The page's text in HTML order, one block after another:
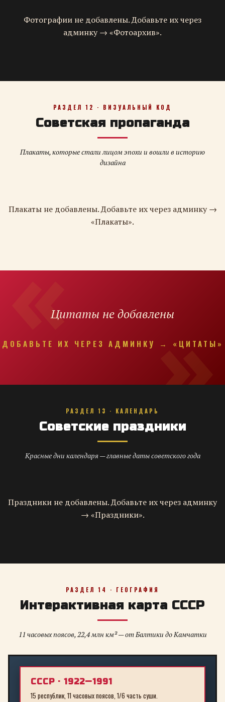
Фотографии не добавлены. Добавьте их через
админку → «Фотоархив».
РАЗДЕЛ 12 · ВИЗУАЛЬНЫЙ КОД
Советская пропаганда
Плакаты, которые стали лицом эпохи и вошли в историю
дизайна
Плакаты не добавлены. Добавьте их через админку →
«Плакаты».
Цитаты не добавлены
ДОБАВЬТЕ ИХ ЧЕРЕЗ АДМИНКУ → «ЦИТАТЫ»
РАЗДЕЛ 13 · КАЛЕНДАРЬ
Советские праздники
Красные дни календаря — главные даты советского года
Праздники не добавлены. Добавьте их через админку
→ «Праздники».
РАЗДЕЛ 14 · ГЕОГРАФИЯ
Интерактивная карта СССР
11 часовых поясов, 22,4 млн км² — от Балтики до Камчатки
СССР · 1922—1991
15 республик, 11 часовых поясов, 1/6 часть суши.